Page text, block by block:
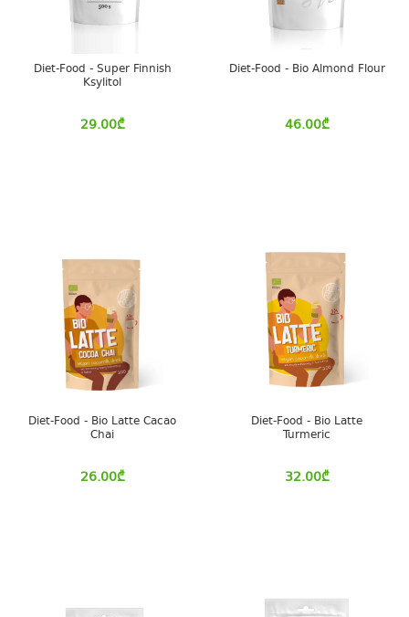
Diet-Food - Super Finnish
Ksylitol
29.00₾
Diet-Food - Bio Almond Flour
46.00₾
Diet-Food - Bio Latte Cacao
Chai
26.00₾
Diet-Food - Bio Latte
Turmeric
32.00₾